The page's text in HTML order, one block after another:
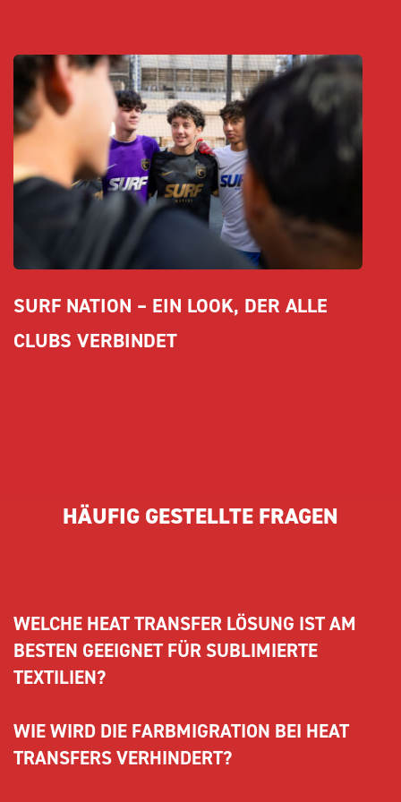
SURF NATION – EIN LOOK, DER ALLE
CLUBS VERBINDET
HÄUFIG GESTELLTE FRAGEN
WELCHE HEAT TRANSFER LÖSUNG IST AM
BESTEN GEEIGNET FÜR SUBLIMIERTE
TEXTILIEN?
ECOBLOCK BLACK I MATT GLOSSist speziell
entwickelt, um Farbmigration auf sublimierten und
WIE WIRD DIE FARBMIGRATION BEI HEAT
TRANSFERS VERHINDERT?